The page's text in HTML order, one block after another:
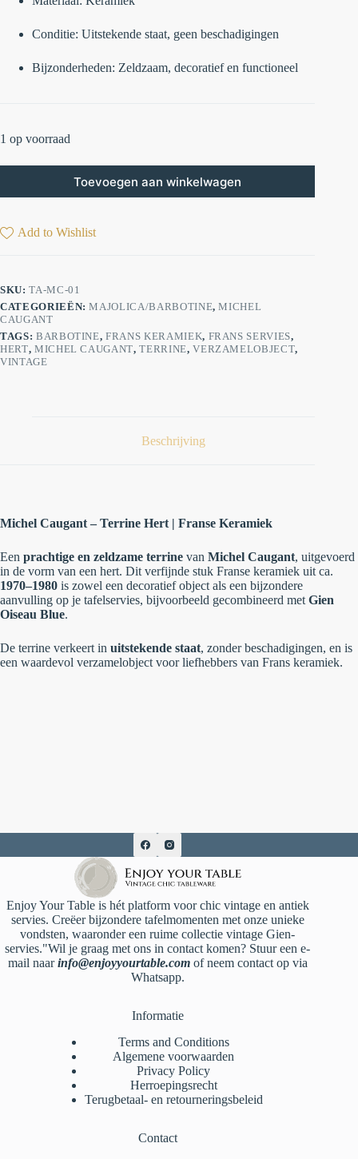
Conditie: Uitstekende staat, geen beschadigingen
Bijzonderheden: Zeldzaam, decoratief en functioneel
1 op voorraad
Toevoegen aan winkelwagen
Add to Wishlist
SKU:TA-MC-01
CATEGORIEËN:MAJOLICA/BARBOTINE,MICHEL
CAUGANT
TAGS: BARBOTINE,FRANS KERAMIEK, FRANS SERVIES,
HERT, MICHEL CAUGANT,TERRINE,VERZAMELOBJECT,
VINTAGE
Beschrijving
Michel Caugant – Terrine Hert | Franse Keramiek
Een prachtige en zeldzame terrine van Michel Caugant, uitgevoerd
in de vorm van een hert. Dit verfijnde stuk Franse keramiek uit ca.
1970–1980 is zowel een decoratief object als een bijzondere
aanvulling op je tafelservies, bijvoorbeeld gecombineerd met Gien
Oiseau Blue.
De terrine verkeert in uitstekende staat, zonder beschadigingen, en is
een waardevol verzamelobject voor liefhebbers van Frans keramiek.
Enjoy Your Table is hét platform voor chic vintage en antiek
servies. Creëer bijzondere tafelmomenten met onze unieke
vondsten, waaronder een ruime collectie vintage Gien-
servies."Wil je graag met ons in contact komen? Stuur een e-
mail naarinfo@enjoyyourtable.comof neem contact op via
Whatsapp.
Informatie
Terms and Conditions
Algemene voorwaarden
Privacy Policy
Herroepingsrecht
Terugbetaal- en retourneringsbeleid
Contact